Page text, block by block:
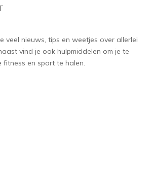
veel nieuws, tips en weetjes over allerlei
vind je ook hulpmiddelen om je te
fitness en sport te halen.